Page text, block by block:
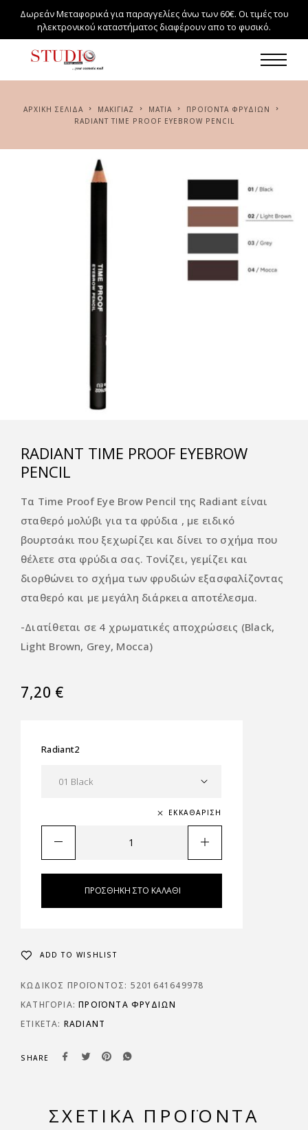
Δωρεάν Μεταφορικά για παραγγελίες άνω των 60€. Οι τιμές του
ηλεκτρονικού καταστήματος διαφέρουν απο το φυσικό.
ΑΡΧΙΚΉ ΣΕΛΊΔΑ ΜΑΚΙΓΙΆΖ ΜΆΤΙΑ
ΠΡΟΪΌΝΤΑ ΦΡΥΔΙΏΝ
RADIANT TIME PROOF EYEBROW PENCIL
RADIANT TIME PROOF EYEBROW
PENCIL
Τα Time Proof Eye Brow Pencil της Radiant είναι
σταθερό μολύβι για τα φρύδια , με ειδικό
βουρτσάκι που ξεχωρίζει και δίνει το σχήμα που
θέλετε στα φρύδια σας. Τονίζει, γεμίζει και
διορθώνει το σχήμα των φρυδιών εξασφαλίζοντας
σταθερό και με μεγάλη διάρκεια αποτέλεσμα.
-Διατίθεται σε 4 χρωματικές αποχρώσεις (Black,
Light Brown, Grey, Mocca)
7,20 €
Radiant2
ΕΚΚΑΘΆΡΙΣΗ
ΠΡΟΣΘΉΚΗ ΣΤΟ ΚΑΛΆΘΙ
ADD TO WISHLIST
ΚΩΔΙΚΌΣ ΠΡΟΪΌΝΤΟΣ: 5201641649978
ΚΑΤΗΓΟΡΊΑ:ΠΡΟΪΌΝΤΑ ΦΡΥΔΙΏΝ
ΕΤΙΚΈΤΑ: RADIANT
SHARE
ΣΧΕΤΙΚΆ ΠΡΟΪΌΝΤΑ